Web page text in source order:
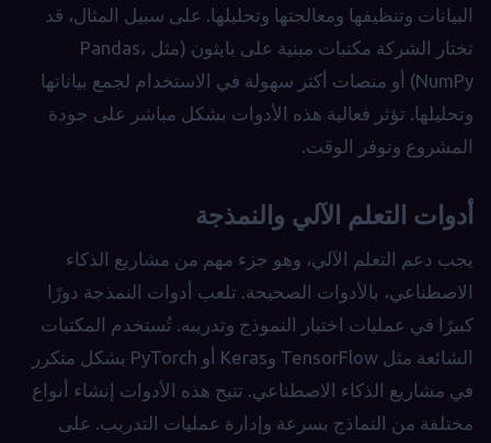
البيانات وتنظيفها ومعالجتها وتحليلها. على سبيل المثال، قد
تختار الشركة مكتبات مبنية على بايثون (مثل Pandas،
NumPy) أو منصات أكثر سهولة في الاستخدام لجمع بياناتها
وتحليلها. تؤثر فعالية هذه الأدوات بشكل مباشر على جودة
المشروع وتوفر الوقت.
أدوات التعلم الآلي والنمذجة
يجب دعم التعلم الآلي، وهو جزء مهم من مشاريع الذكاء
الاصطناعي، بالأدوات الصحيحة. تلعب أدوات النمذجة دورًا
كبيرًا في عمليات اختيار النموذج وتدريبه. تُستخدم المكتبات
الشائعة مثل TensorFlow وKeras أو PyTorch بشكل متكرر
في مشاريع الذكاء الاصطناعي. تتيح هذه الأدوات إنشاء أنواع
مختلفة من النماذج بسرعة وإدارة عمليات التدريب. على